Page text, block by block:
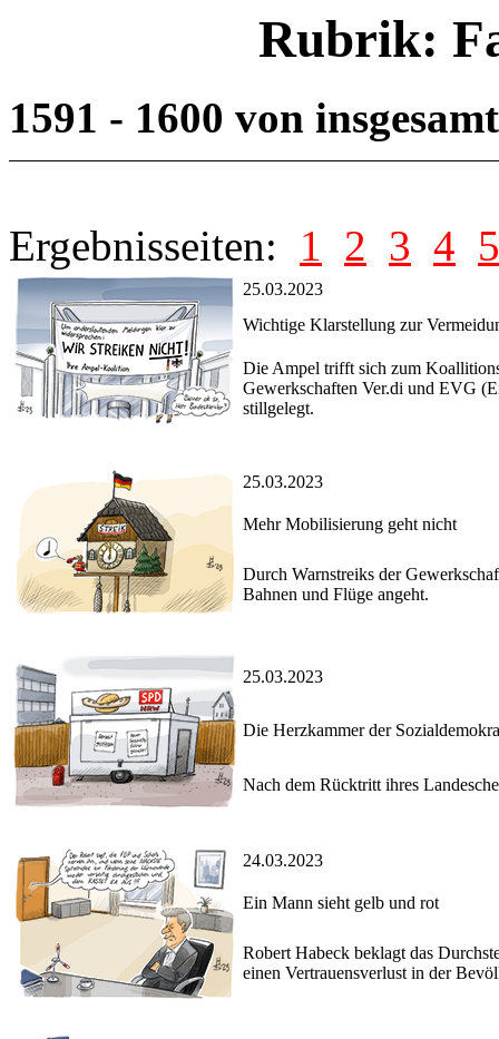
Rubrik:
1591 - 1600 von
Ergebnisseiten: 1 2 3 4 5
25.03.2023
Wichtige Klarstellung zur
Die Ampel trifft sich zum
Gewerkschaften Ver.di und EVG
stillgelegt.
25.03.2023
Mehr Mobilisierung geht nicht
Durch Warnstreiks der
Bahnen und Flüge angeht.
25.03.2023
Die Herzkammer der
Nach dem Rücktritt ihres
24.03.2023
Ein Mann sieht gelb und rot
Robert Habeck beklagt das
einen Vertrauensverlust in der